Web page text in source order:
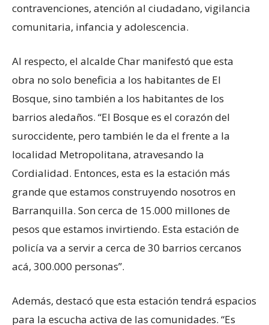
contravenciones, atención al ciudadano, vigilancia
comunitaria, infancia y adolescencia.
Al respecto, el alcalde Char manifestó que esta
obra no solo beneficia a los habitantes de El
Bosque, sino también a los habitantes de los
barrios aledaños. “El Bosque es el corazón del
suroccidente, pero también le da el frente a la
localidad Metropolitana, atravesando la
Cordialidad. Entonces, esta es la estación más
grande que estamos construyendo nosotros en
Barranquilla. Son cerca de 15.000 millones de
pesos que estamos invirtiendo. Esta estación de
policía va a servir a cerca de 30 barrios cercanos
acá, 300.000 personas”.
Además, destacó que esta estación tendrá espacios
para la escucha activa de las comunidades. “Es